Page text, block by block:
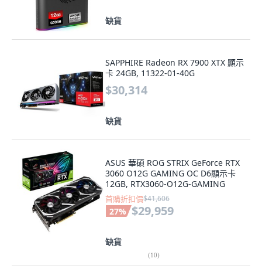
缺貨
SAPPHIRE Radeon RX 7900 XTX 顯示
卡 24GB, 11322-01-40G
$30,314
缺貨
ASUS 華碩 ROG STRIX GeForce RTX
3060 O12G GAMING OC D6顯示卡
12GB, RTX3060-O12G-GAMING
首購折扣價$41,606
27% $29,959
缺貨
(10)